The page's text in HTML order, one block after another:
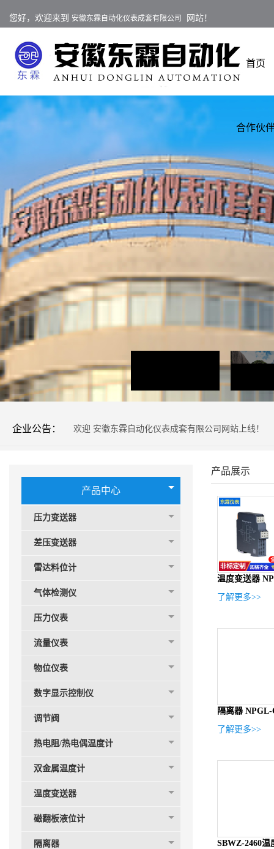
您好，欢迎来到 安徽东霖自动化仪表成套有限公司 网站！
首页
合作伙
企业公告： 欢迎 安徽东霖自动化仪表成套有限公司网站上线！
产品中心
压力变送器
差压变送器
雷达料位计
气体检测仪
压力仪表
流量仪表
物位仪表
数字显示控制仪
调节阀
热电阻/热电偶温度计
双金属温度计
温度变送器
磁翻板液位计
隔离器
产品展示
温度变送器
了解更多>>
隔离器 NPGL-
了解更多>>
SBWZ-2460温